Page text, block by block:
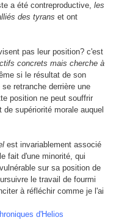
a été contreproductive, les
des tyrans et ont
pas leur position? c'est
concrets mais cherche à
si le résultat de son
retranche derrière une
position ne peut souffrir
supériorité morale auquel
est invariablement associé
fait d'une minorité, qui
sur sa position de
le travail de fourmi
à réfléchir comme je l'ai
d'Helios